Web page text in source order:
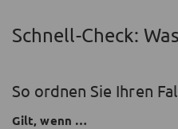
Schnell-Check:
So ordnen Sie Ihren
Gilt, wenn …